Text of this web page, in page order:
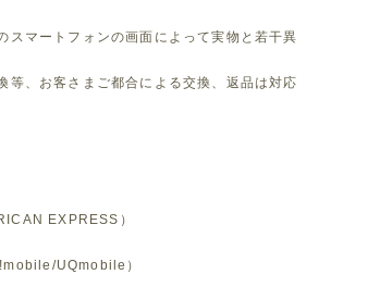
スマートフォンの画面によって実物と若干異
等、お客さまご都合による交換、返品は対応
EXPRESS）
UQmobile）